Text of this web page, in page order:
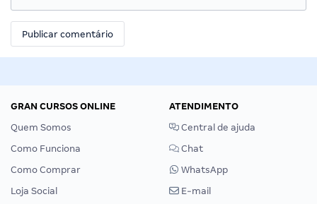
GRAN CURSOS ONLINE
Quem Somos
Como Funciona
Como Comprar
Loja Social
ATENDIMENTO
Central de ajuda
Chat
WhatsApp
E-mail